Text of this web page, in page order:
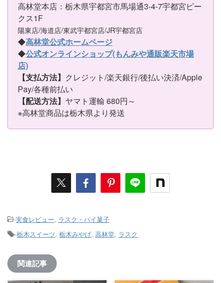
高林堂本店：栃木県宇都宮市馬場通3-4-7宇都宮ピー
クス1F
陽東店/海道店/東武宇都宮店/JR宇都宮店
◆高林堂公式ホームページ
◆公式オンラインショップ(もんみや通販楽天市場
店)
【支払方法】 クレジット/楽天銀行/後払い決済/Apple
Pay/各種前払い
【配送方法】 ヤマト運輸 680円～
※高林堂商品は栃木県より発送
-実食レビュー, ラスク・パイ菓子
-栃木スイーツ, 栃木みやげ, 高林堂, ラスク
関連記事